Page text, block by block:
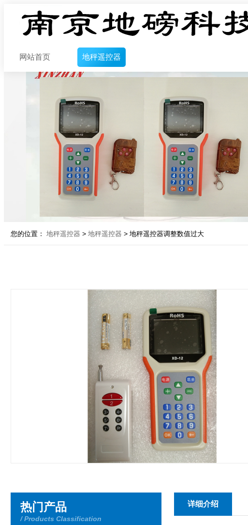
网站首页 地秤遥控器
您的位置： 地秤遥控器 > 地秤遥控器 > 地秤遥控器调整数值过大
热门产品
/ Products Classification
详细介绍